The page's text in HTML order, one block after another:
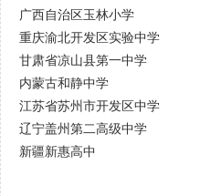
广西自治区玉林小学
重庆渝北开发区实验中学
甘肃省凉山县第一中学
内蒙古和静中学
江苏省苏州市开发区中学
辽宁盖州第二高级中学
新疆新惠高中